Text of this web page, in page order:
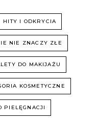
HITY I ODKRYCIA
NIE ZNACZY ZŁE
DO MAKIJAŻU
KOSMETYCZNE
PIELĘGNACJI